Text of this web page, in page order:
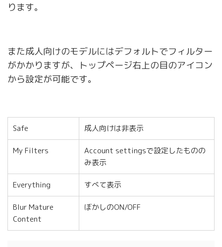
ります。
また成人向けのモデルにはデフォルトでフィルター
がかかりますが、トップページ右上の目のアイコン
から設定が可能です。
Safe 成人向けは非表示
My Filters
Account settingsで設定したものの
み表示
Everything すべて表示
Blur Mature
Content
ぼかしのON/OFF